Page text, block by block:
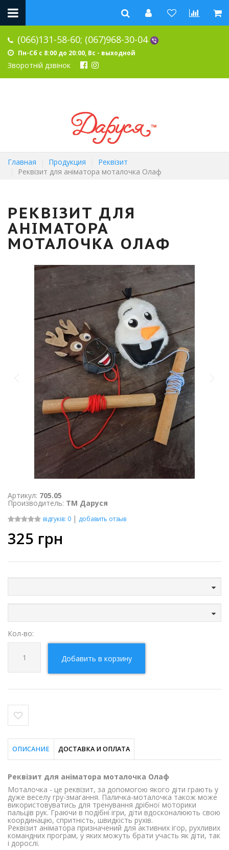
(066)131-58-60; (067)968-30-04
Пн-Сб с 8:00 до 20:00, Вс - выходной
Зворотній дзвінок
Главная Продукция
Реквізит
Реквізит для аніматора моталочка Олаф
РЕКВІЗИТ ДЛЯ
АНІМАТОРА
МОТАЛОЧКА ОЛАФ
Артикул: 705.05
Производитель: ТМ Даруся
відгуків: 0 | добавить отзыв
325 грн
Кол-во:
Добавить в корзину
ОПИСАНИЕ ДОСТАВКА И ОПЛАТА
Реквізит для аніматора моталочка Олаф
Моталочка - це реквізит, за допомогою якого діти грають у
дуже веселу гру-змагання. Паличка-моталочка також може
використовуватись для тренування дрібної моторики
пальців рук. Граючи в подібні ігри, діти вдосконалюють свою
координацію, спритність, швидкість рухів.
Реквізит аніматора призначений для активних ігор, рухливих
командних програм, у яких можуть брати участь як діти, так
і дорослі.